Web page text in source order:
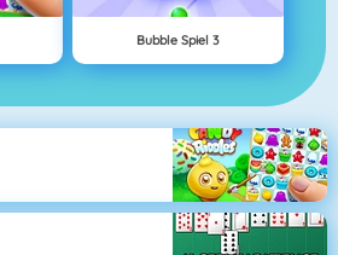
Bubble Spiel 3